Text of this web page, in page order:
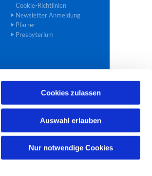
Cookies zulassen
Auswahl erlauben
Nur notwendige Cookies
Cookie-Richtlinien
Newsletter Anmeldung
Pfarrer
Presbyterium
bedburg@ekir.de